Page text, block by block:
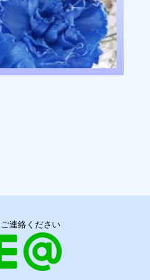
連絡ください